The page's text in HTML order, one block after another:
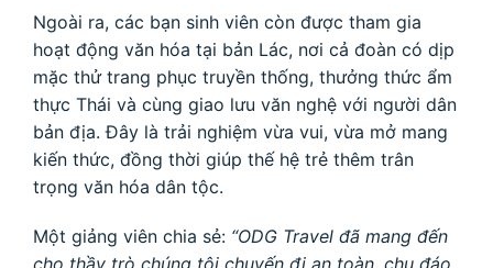
Ngoài ra, các bạn sinh viên còn được tham gia
hoạt động văn hóa tại bản Lác, nơi cả đoàn có dịp
mặc thử trang phục truyền thống, thưởng thức ẩm
thực Thái và cùng giao lưu văn nghệ với người dân
bản địa. Đây là trải nghiệm vừa vui, vừa mở mang
kiến thức, đồng thời giúp thế hệ trẻ thêm trân
trọng văn hóa dân tộc.
Một giảng viên chia sẻ: “ODG Travel đã mang đến